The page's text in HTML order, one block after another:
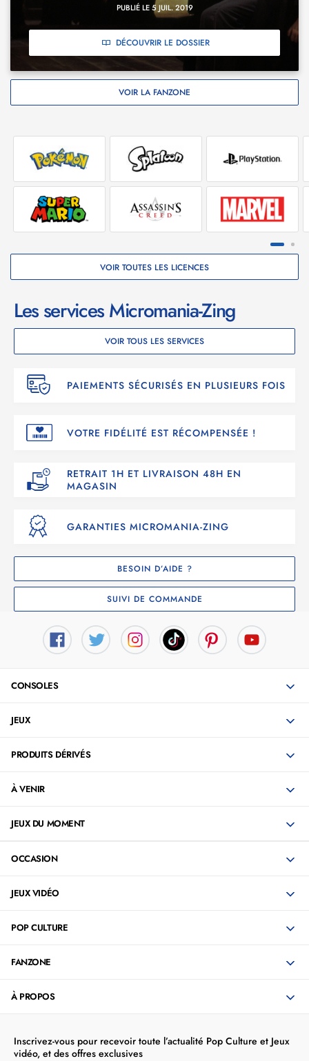
PUBLIÉ LE 5 JUIL. 2019
DÉCOUVRIR LE DOSSIER
VOIR LA FANZONE
VOIR TOUTES LES LICENCES
Les services Micromania-Zing
VOIR TOUS LES SERVICES
PAIEMENTS SÉCURISÉS EN PLUSIEURS FOIS
VOTRE FIDÉLITÉ EST RÉCOMPENSÉE !
RETRAIT 1H ET LIVRAISON 48H EN
MAGASIN
GARANTIES MICROMANIA-ZING
BESOIN D’AIDE ?
SUIVI DE COMMANDE
CONSOLES
JEUX
PRODUITS DÉRIVÉS
À VENIR
JEUX DU MOMENT
OCCASION
JEUX VIDÉO
POP CULTURE
FANZONE
À PROPOS
Inscrivez-vous pour recevoir toute l’actualité Pop Culture et Jeux
vidéo, et des offres exclusives